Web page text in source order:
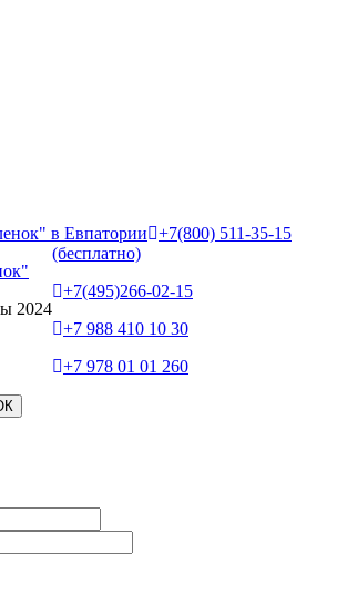
2024
+7(800) 511-35-15
(бесплатно)
+7(495)266-02-15
+7 988 410 10 30
+7 978 01 01 260